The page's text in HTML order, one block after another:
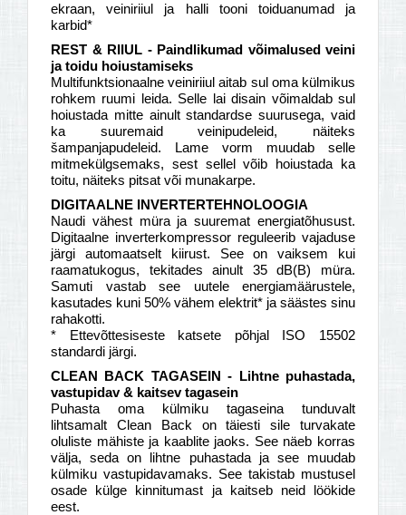
ekraan, veiniriiul ja halli tooni toiduanumad ja
karbid*
REST & RIIUL - Paindlikumad võimalused veini
ja toidu hoiustamiseks
Multifunktsionaalne veiniriiul aitab sul oma külmikus
rohkem ruumi leida. Selle lai disain võimaldab sul
hoiustada mitte ainult standardse suurusega, vaid
ka suuremaid veinipudeleid, näiteks
šampanjapudeleid. Lame vorm muudab selle
mitmekülgsemaks, sest sellel võib hoiustada ka
toitu, näiteks pitsat või munakarpe.
DIGITAALNE INVERTERTEHNOLOOGIA
Naudi vähest müra ja suuremat energiatõhusust.
Digitaalne inverterkompressor reguleerib vajaduse
järgi automaatselt kiirust. See on vaiksem kui
raamatukogus, tekitades ainult 35 dB(B) müra.
Samuti vastab see uutele energiamäärustele,
kasutades kuni 50% vähem elektrit* ja säästes sinu
rahakotti.
* Ettevõttesiseste katsete põhjal ISO 15502
standardi järgi.
CLEAN BACK TAGASEIN - Lihtne puhastada,
vastupidav & kaitsev tagasein
Puhasta oma külmiku tagaseina tunduvalt
lihtsamalt Clean Back on täiesti sile turvakate
oluliste mähiste ja kaablite jaoks. See näeb korras
välja, seda on lihtne puhastada ja see muudab
külmiku vastupidavamaks. See takistab mustusel
osade külge kinnitumast ja kaitseb neid löökide
eest.